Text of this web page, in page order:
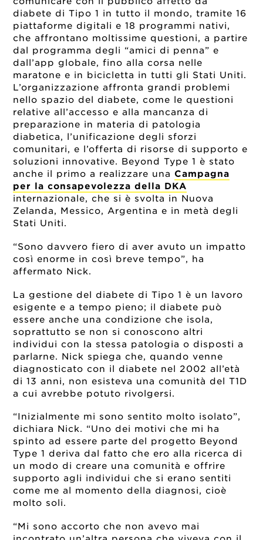
diabete di Tipo 1 in tutto il mondo, tramite 16
piattaforme digitali e 18 programmi nativi,
che affrontano moltissime questioni, a partire
dal programma degli “amici di penna” e
dall’app globale, fino alla corsa nelle
maratone e in bicicletta in tutti gli Stati Uniti.
L’organizzazione affronta grandi problemi
nello spazio del diabete, come le questioni
relative all’accesso e alla mancanza di
preparazione in materia di patologia
diabetica, l’unificazione degli sforzi
comunitari, e l’offerta di risorse di supporto e
soluzioni innovative. Beyond Type 1 è stato
anche il primo a realizzare una Campagna
per la consapevolezza della DKA
internazionale, che si è svolta in Nuova
Zelanda, Messico, Argentina e in metà degli
Stati Uniti.
“Sono davvero fiero di aver avuto un impatto
così enorme in così breve tempo”, ha
affermato Nick.
La gestione del diabete di Tipo 1 è un lavoro
esigente e a tempo pieno; il diabete può
essere anche una condizione che isola,
soprattutto se non si conoscono altri
individui con la stessa patologia o disposti a
parlarne. Nick spiega che, quando venne
diagnosticato con il diabete nel 2002 all’età
di 13 anni, non esisteva una comunità del T1D
a cui avrebbe potuto rivolgersi.
“Inizialmente mi sono sentito molto isolato”,
dichiara Nick. “Uno dei motivi che mi ha
spinto ad essere parte del progetto Beyond
Type 1 deriva dal fatto che ero alla ricerca di
un modo di creare una comunità e offrire
supporto agli individui che si erano sentiti
come me al momento della diagnosi, cioè
molto soli.
“Mi sono accorto che non avevo mai